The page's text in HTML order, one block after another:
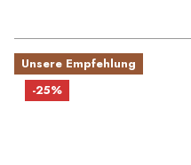
Unsere Empfehlung
-25%